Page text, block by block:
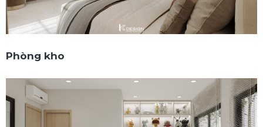
Phòng kho